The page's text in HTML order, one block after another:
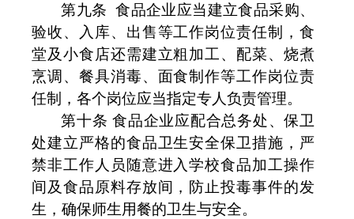
第九条 食品企业应当建立食品采购、
验收、入库、出售等工作岗位责任制，食
堂及小食店还需建立粗加工、配菜、烧煮
烹调、餐具消毒、面食制作等工作岗位责
任制，各个岗位应当指定专人负责管理。
第十条 食品企业应配合总务处、保卫
处建立严格的食品卫生安全保卫措施，严
禁非工作人员随意进入学校食品加工操作
间及食品原料存放间，防止投毒事件的发
生，确保师生用餐的卫生与安全。